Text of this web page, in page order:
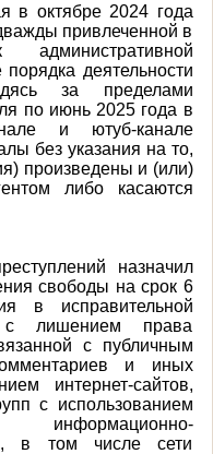
в октябре 2024 года
привлеченной в
деятельности
за пределами
по июнь 2025 года в
и ютуб-канале
без указания на то,
произведены и (или)
либо касаются
назначил
свободы на срок 6
в исправительной
лишением права
с публичным
и иных
интернет-сайтов,
с использованием
в том числе сети